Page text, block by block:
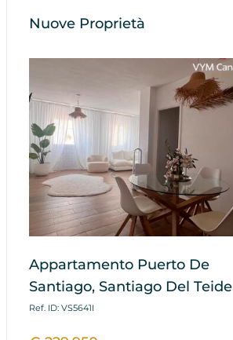
Nuove Proprietà
Appartamento Puerto De
Santiago, Santiago Del Teide
Ref. ID: VS5641I